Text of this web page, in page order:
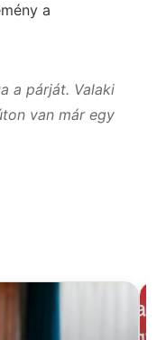
a
a párját. Valaki
van már egy